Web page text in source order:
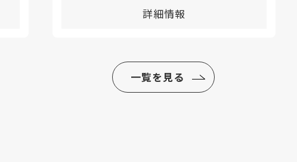
詳細情報
一覧を見る